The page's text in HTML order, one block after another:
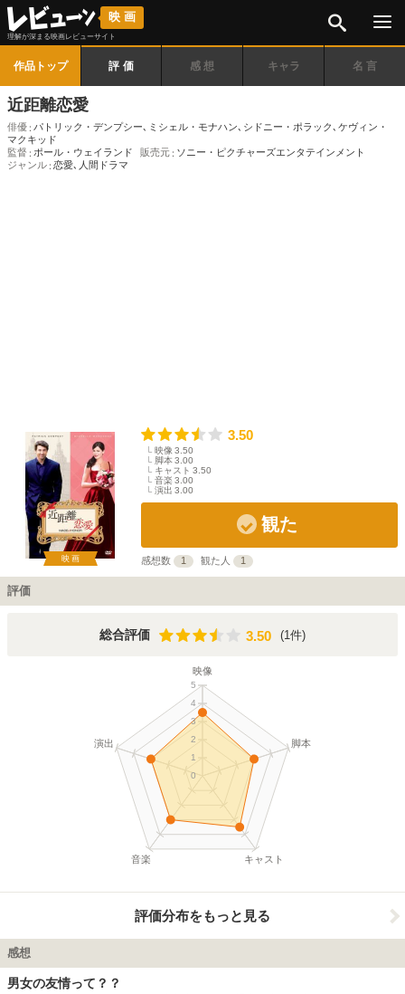
映画
理解が深まる映画レビューサイト
作品トップ 評価 感想 キャラ 名言
近距離恋愛
俳優 パトリック・デンプシー､ ミシェル・モナハン､ シドニー・ポラック､ ケヴィン・
マクキッド
監督
ポール・ウェイランド 販売元
ソニー・ピクチャーズエンタテインメント
ジャンル 恋愛､ 人間ドラマ
映画
3.50
映像 3.50
脚本3.00
キャスト 3.50
音楽3.00
演出 3.00
観た
感想数 1 観た人 1
評価
総合評価 3.50
3.50 (1件)
映像
脚本
キャスト
音楽
演出
0
1
2
3
4
5
評価分布をもっと見る
感想
男女の友情って？？